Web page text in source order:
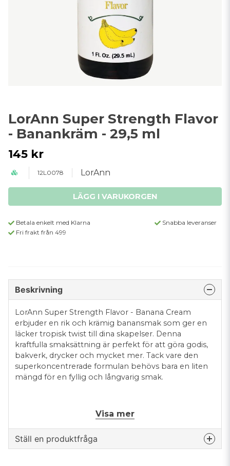
LorAnn Super Strength Flavor
- Banankräm - 29,5 ml
145 kr
12L0078 LorAnn
LÄGG I VARUKORGEN
Betala enkelt med Klarna
Snabba leveranser
Fri frakt från 499
Beskrivning
LorAnn Super Strength Flavor - Banana Cream
erbjuder en rik och krämig banansmak som ger en
läcker tropisk twist till dina skapelser. Denna
kraftfulla smaksättning är perfekt för att göra godis,
bakverk, drycker och mycket mer. Tack vare den
superkoncentrerade formulan behövs bara en liten
mängd för en fyllig och långvarig smak.
Ingredienser: propylenglykol, vatten, alkohol,
Kan innehålla spår
Visa mer
Ställ en produktfråga